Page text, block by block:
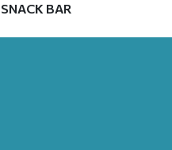
SNACK BAR